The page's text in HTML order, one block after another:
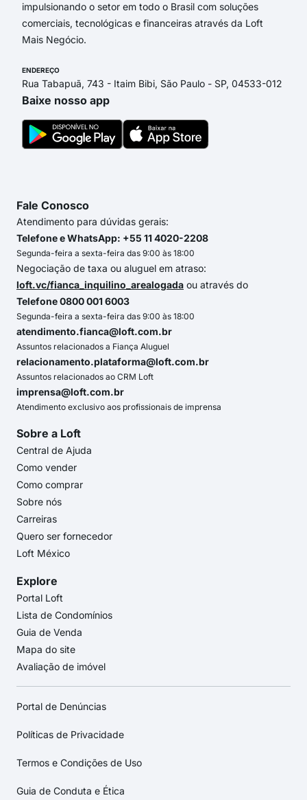
impulsionando o setor em todo o Brasil com soluções
comerciais, tecnológicas e financeiras através da Loft
Mais Negócio.
ENDEREÇO
Rua Tabapuã, 743 - Itaim Bibi, São Paulo - SP, 04533-012
Baixe nosso app
Fale Conosco
Atendimento para dúvidas gerais:
Telefone e WhatsApp: +55 11 4020-2208
Segunda-feira a sexta-feira das 9:00 às 18:00
Negociação de taxa ou aluguel em atraso:
loft.vc/fianca_inquilino_arealogada ou através do
Telefone 0800 001 6003
Segunda-feira a sexta-feira das 9:00 às 18:00
atendimento.fianca@loft.com.br
Assuntos relacionados a Fiança Aluguel
relacionamento.plataforma@loft.com.br
Assuntos relacionados ao CRM Loft
imprensa@loft.com.br
Atendimento exclusivo aos profissionais de imprensa
Sobre a Loft
Central de Ajuda
Como vender
Como comprar
Sobre nós
Carreiras
Quero ser fornecedor
Loft México
Explore
Portal Loft
Lista de Condomínios
Guia de Venda
Mapa do site
Avaliação de imóvel
Portal de Denúncias
Políticas de Privacidade
Termos e Condições de Uso
Guia de Conduta e Ética